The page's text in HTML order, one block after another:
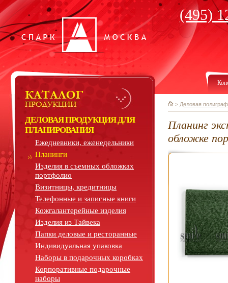
(495)
ДЕЛОВАЯ ПРОДУКЦИЯ ДЛЯ
ПЛАНИРОВАНИЯ
Ежедневники, еженедельники
Планинги
Изделия в съемных обложках
портфолио
Визитницы, кредитницы
Телефонные и записные книги
Кожгалантерейные изделия
Изделия из Тайвека
Папки деловые и ресторанные
Индивидуальная упаковка
Наборы в подарочных коробках
Корпоративные подарочные
наборы
> Деловая
Планинг
обложке